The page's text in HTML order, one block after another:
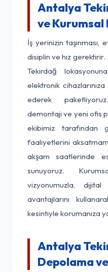
Antalya
ve
İş yerinizin taşınması,
disiplin ve hız
Tekirdağ
elektronik
ederek
demontajı ve yeni ofis
ekibimiz tarafından
faaliyetlerini
akşam saatlerinde
sunuyoruz.
vizyonumuzla,
avantajlarını
kesintiyle korumanıza
Antalya
Depolama